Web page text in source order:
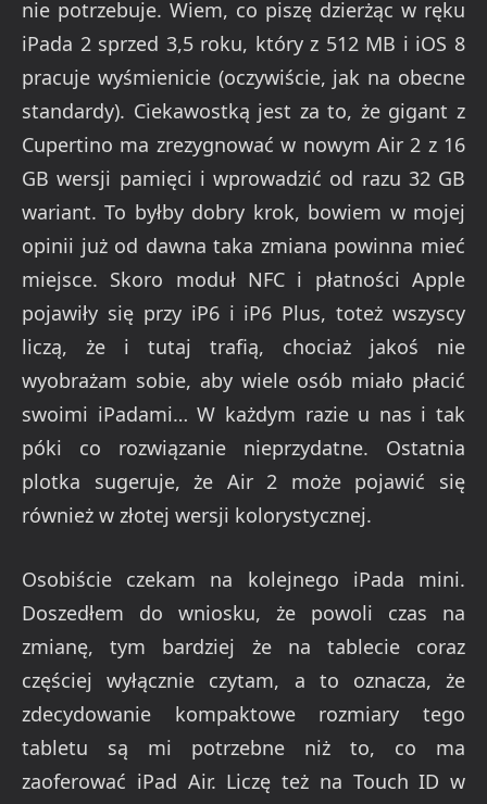
nie potrzebuje. Wiem, co piszę dzierżąc w ręku
iPada 2 sprzed 3,5 roku, który z 512 MB i iOS 8
pracuje wyśmienicie (oczywiście, jak na obecne
standardy). Ciekawostką jest za to, że gigant z
Cupertino ma zrezygnować w nowym Air 2 z 16
GB wersji pamięci i wprowadzić od razu 32 GB
wariant. To byłby dobry krok, bowiem w mojej
opinii już od dawna taka zmiana powinna mieć
miejsce. Skoro moduł NFC i płatności Apple
pojawiły się przy iP6 i iP6 Plus, toteż wszyscy
liczą, że i tutaj trafią, chociaż jakoś nie
wyobrażam sobie, aby wiele osób miało płacić
swoimi iPadami… W każdym razie u nas i tak
póki co rozwiązanie nieprzydatne. Ostatnia
plotka sugeruje, że Air 2 może pojawić się
również w złotej wersji kolorystycznej.
Osobiście czekam na kolejnego iPada mini.
Doszedłem do wniosku, że powoli czas na
zmianę, tym bardziej że na tablecie coraz
częściej wyłącznie czytam, a to oznacza, że
zdecydowanie kompaktowe rozmiary tego
tabletu są mi potrzebne niż to, co ma
zaoferować iPad Air. Liczę też na Touch ID w